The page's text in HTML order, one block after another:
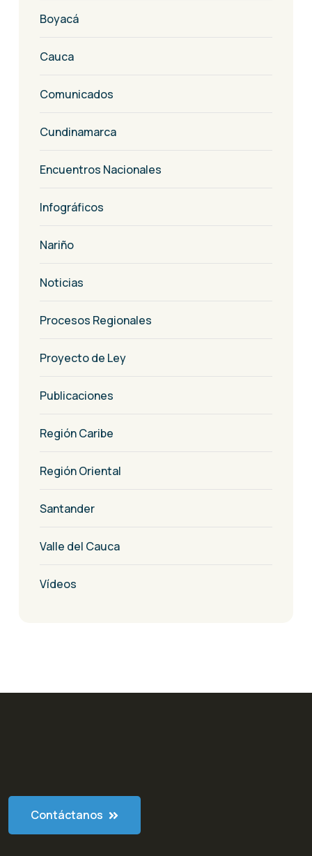
Boyacá
Cauca
Comunicados
Cundinamarca
Encuentros Nacionales
Infográficos
Nariño
Noticias
Procesos Regionales
Proyecto de Ley
Publicaciones
Región Caribe
Región Oriental
Santander
Valle del Cauca
Vídeos
Contáctanos